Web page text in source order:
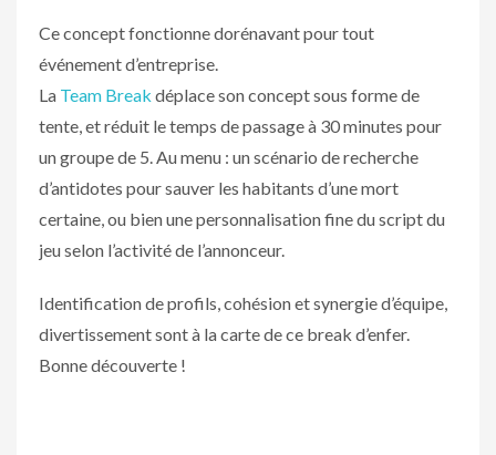
Ce concept fonctionne dorénavant pour tout
événement d’entreprise.
La Team Break déplace son concept sous forme de
tente, et réduit le temps de passage à 30 minutes pour
un groupe de 5. Au menu : un scénario de recherche
d’antidotes pour sauver les habitants d’une mort
certaine, ou bien une personnalisation fine du script du
jeu selon l’activité de l’annonceur.
Identification de profils, cohésion et synergie d’équipe,
divertissement sont à la carte de ce break d’enfer.
Bonne découverte !